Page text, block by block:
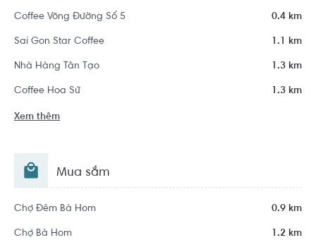
Coffee Võng Đường Số 5 0.4 km
Sai Gon Star Coffee 1.1 km
Nhà Hàng Tân Tạo 1.3 km
Coffee Hoa Sứ 1.3 km
Xem thêm
Mua sắm
Chợ Đêm Bà Hom 0.9 km
Chợ Bà Hom 1.2 km